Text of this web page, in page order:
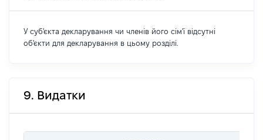
У суб'єкта декларування чи членів його сім'ї відсутні
об'єкти для декларування в цьому розділі.
9. Видатки